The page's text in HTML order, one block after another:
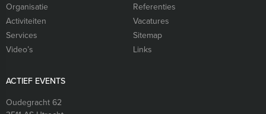
Organisatie
Referenties
Activiteiten
Vacatures
Services
Sitemap
Video’s
Links
ACTIEF EVENTS
Oudegracht 62